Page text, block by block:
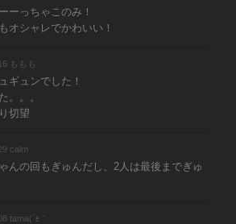
ーっちゃこのみ！
オシャレでかわいい！
ももも
ギュンでした！
。。。
切望
calm
んの回もぎゅんだし、2人は最後までぎゅ
tama(´ε｀